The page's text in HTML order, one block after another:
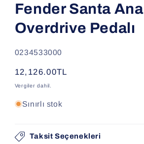
Fender Santa Ana
Overdrive Pedalı
SKU:
0234533000
Normal
fiyat
12,126.00TL
Vergiler dahil.
Sınırlı stok
Taksit Seçenekleri